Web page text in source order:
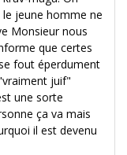
jeune homme ne
Monsieur nous
que certes
fout éperdument
juif"
une sorte
ça va mais
il est devenu